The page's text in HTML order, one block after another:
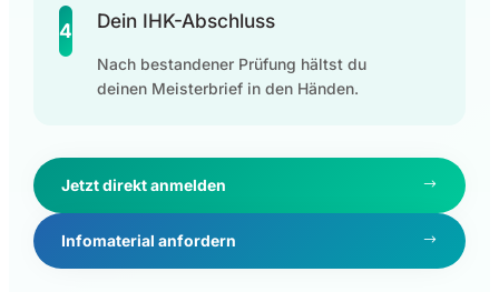
4 Dein IHK-Abschluss
Nach bestandener Prüfung hältst du
deinen Meisterbrief in den Händen.
Jetzt direkt anmelden
Infomaterial anfordern